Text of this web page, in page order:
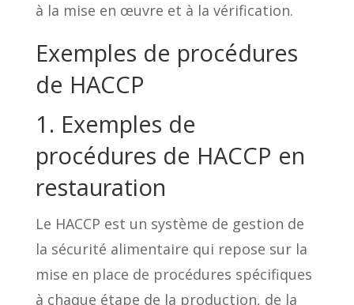
à la mise en œuvre et à la vérification.
Exemples de procédures
de HACCP
1. Exemples de
procédures de HACCP en
restauration
Le HACCP est un système de gestion de
la sécurité alimentaire qui repose sur la
mise en place de procédures spécifiques
à chaque étape de la production, de la